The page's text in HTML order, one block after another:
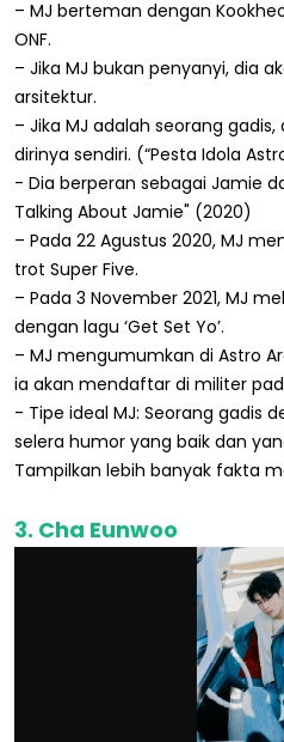
– MJ berteman dengan
ONF.
– Jika MJ bukan penyanyi, dia
arsitektur.
– Jika MJ adalah seorang
dirinya sendiri. (“Pesta Idola
- Dia berperan sebagai Jamie
Talking About Jamie" (2020)
– Pada 22 Agustus 2020, MJ
trot Super Five.
– Pada 3 November 2021, MJ
dengan lagu ‘Get Set Yo’.
– MJ mengumumkan di Astro
ia akan mendaftar di militer
- Tipe ideal MJ: Seorang gadis
selera humor yang baik dan
Tampilkan lebih banyak fakta
3. Cha Eunwoo